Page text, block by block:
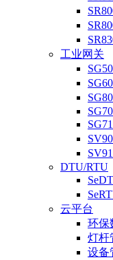
工业网关
DTU/RTU
云平台
环保
灯杆
设备